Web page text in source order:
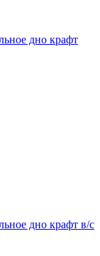
дно крафт
дно крафт в/с